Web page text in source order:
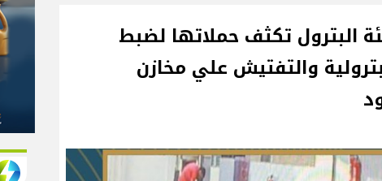
البترول تكثف حملاتها لضبط
والتفتيش علي مخازن